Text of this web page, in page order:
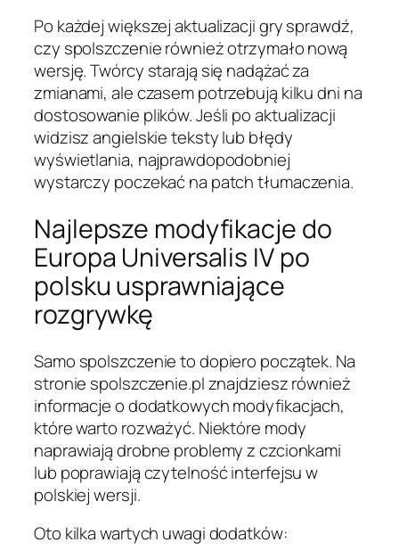
Po każdej większej aktualizacji gry sprawdź,
czy spolszczenie również otrzymało nową
wersję. Twórcy starają się nadążać za
zmianami, ale czasem potrzebują kilku dni na
dostosowanie plików. Jeśli po aktualizacji
widzisz angielskie teksty lub błędy
wyświetlania, najprawdopodobniej
wystarczy poczekać na patch tłumaczenia.
Najlepsze modyfikacje do
Europa Universalis IV po
polsku usprawniające
rozgrywkę
Samo spolszczenie to dopiero początek. Na
stronie spolszczenie.pl znajdziesz również
informacje o dodatkowych modyfikacjach,
które warto rozważyć. Niektóre mody
naprawiają drobne problemy z czcionkami
lub poprawiają czytelność interfejsu w
polskiej wersji.
Oto kilka wartych uwagi dodatków: